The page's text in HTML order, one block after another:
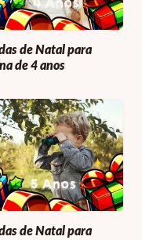
de Natal para
de 4 anos
de Natal para